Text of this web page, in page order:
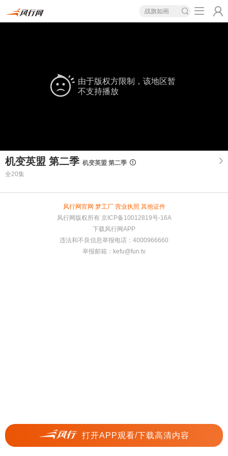
战旗如画
由于版权方限制，该地区暂
不支持播放
机变英盟 第二季 机变英盟 第二季
全20集
打开APP观看/下载高清内容
风行网官网 梦工厂 营业执照 其他证件
风行网版权所有 京ICP备10012819号-16A
下载风行网APP
违法和不良信息举报电话：4000966660
举报邮箱： kefu@fun.tv